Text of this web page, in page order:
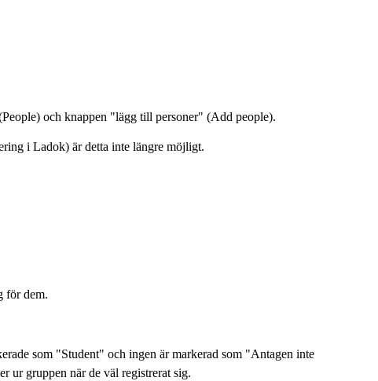
och knappen "lägg till personer" (Add people).
i Ladok) är detta inte längre möjligt.
för dem.
som "Student" och ingen är markerad som "Antagen inte
ur gruppen när de väl registrerat sig.